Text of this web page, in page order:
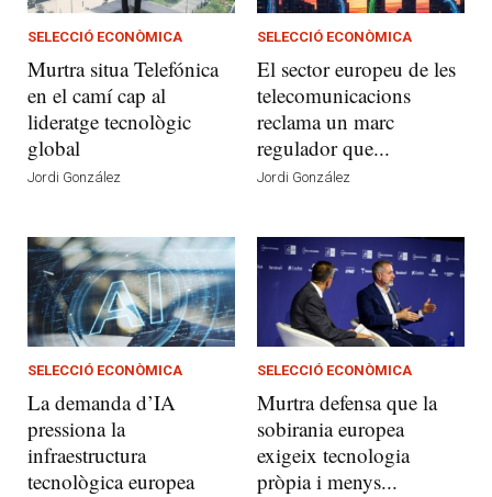
SELECCIÓ ECONÒMICA
Murtra situa Telefónica
en el camí cap al
lideratge tecnològic
global
Jordi González
SELECCIÓ ECONÒMICA
El sector europeu de les
telecomunicacions
reclama un marc
regulador que...
Jordi González
SELECCIÓ ECONÒMICA
La demanda d’IA
pressiona la
infraestructura
tecnològica europea
SELECCIÓ ECONÒMICA
Murtra defensa que la
sobirania europea
exigeix tecnologia
pròpia i menys...